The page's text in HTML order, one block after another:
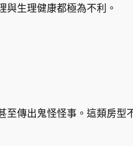
與生理健康都極為不利。
傳出鬼怪怪事。這類房